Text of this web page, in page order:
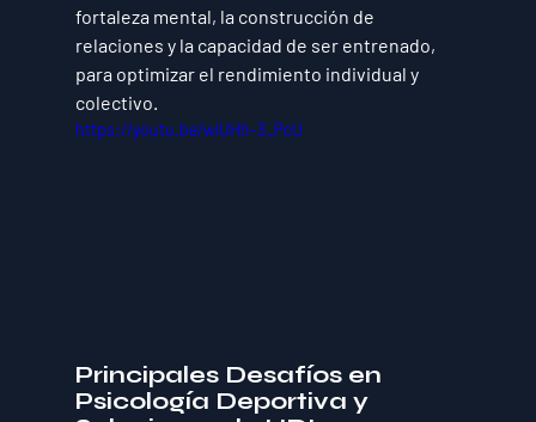
fortaleza mental, la construcción de
relaciones y la capacidad de ser entrenado,
para optimizar el rendimiento individual y
colectivo.
https://youtu.be/wiUHh-3_PcU
Principales Desafíos en
Psicología Deportiva y